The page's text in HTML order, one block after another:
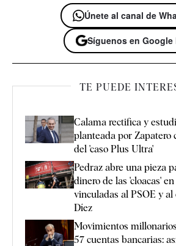
Únete al canal de
Síguenos en Google
TE PUEDE
Calama rectifica y
planteada por Zapatero
del 'caso Plus Ultra'
Pedraz abre una pieza
dinero de las 'cloacas'
vinculadas al PSOE y
Díez
Movimientos
57 cuentas bancarias: